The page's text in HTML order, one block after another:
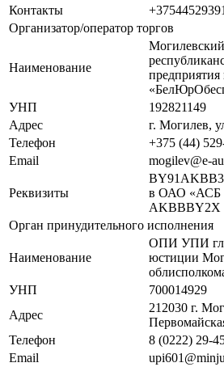
Контакты
Организатор/оператор торгов
Наименование
УНП
192821149
Адрес
г. Могилев,
Телефон
+375 (44)
Email
mogilev@e-
Реквизиты
в ОАО «АСБ
AKBBBY2X
Орган принудительного исполнения
Наименование
ОПИ УПИ
юстиции
УНП
700014929
Адрес
212030 г.
Телефон
8 (0222) 29-
Email